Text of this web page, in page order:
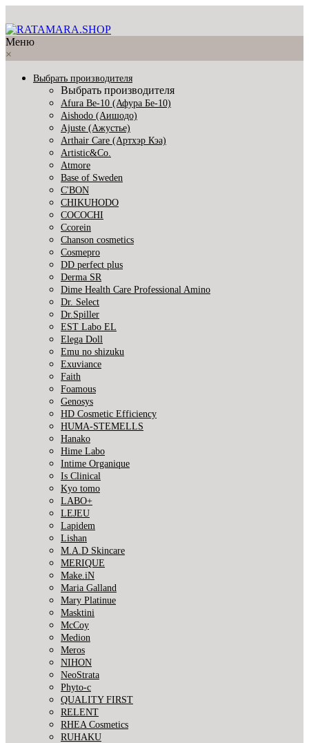
Меню
×
Выбрать производителя
Выбрать производителя
Afura Be-10 (Афура Бе-10)
Aishodo (Аишодо)
Ajuste (Ажустье)
Arthair Care (Артхэр Кэа)
Artistic&Co.
Atmore
Base of Sweden
C'BON
CHIKUHODO
COCOCHI
Ccorein
Chanson cosmetics
Cosmepro
DD perfect plus
Derma SR
Dime Health Care Professional Amino
Dr. Select
Dr.Spiller
EST Labo EL
Elega Doll
Emu no shizuku
Exuviance
Faith
Foamous
Genosys
HD Cosmetic Efficiency
HUMA-STEMELLS
Hanako
Hime Labo
Intime Organique
Is Clinical
Kyo tomo
LABO+
LEJEU
Lapidem
Lishan
M.A.D Skincare
MERIQUE
Make.iN
Maria Galland
Mary Platinue
Masktini
McCoy
Medion
Meros
NIHON
NeoStrata
Phyto-c
QUALITY FIRST
RELENT
RHEA Cosmetics
RUHAKU